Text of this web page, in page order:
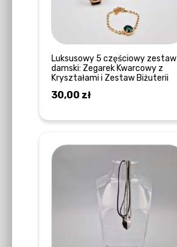
Luksusowy 5 częściowy zestaw
damski: Zegarek Kwarcowy z
Kryształami i Zestaw Biżuterii
30,00 zł